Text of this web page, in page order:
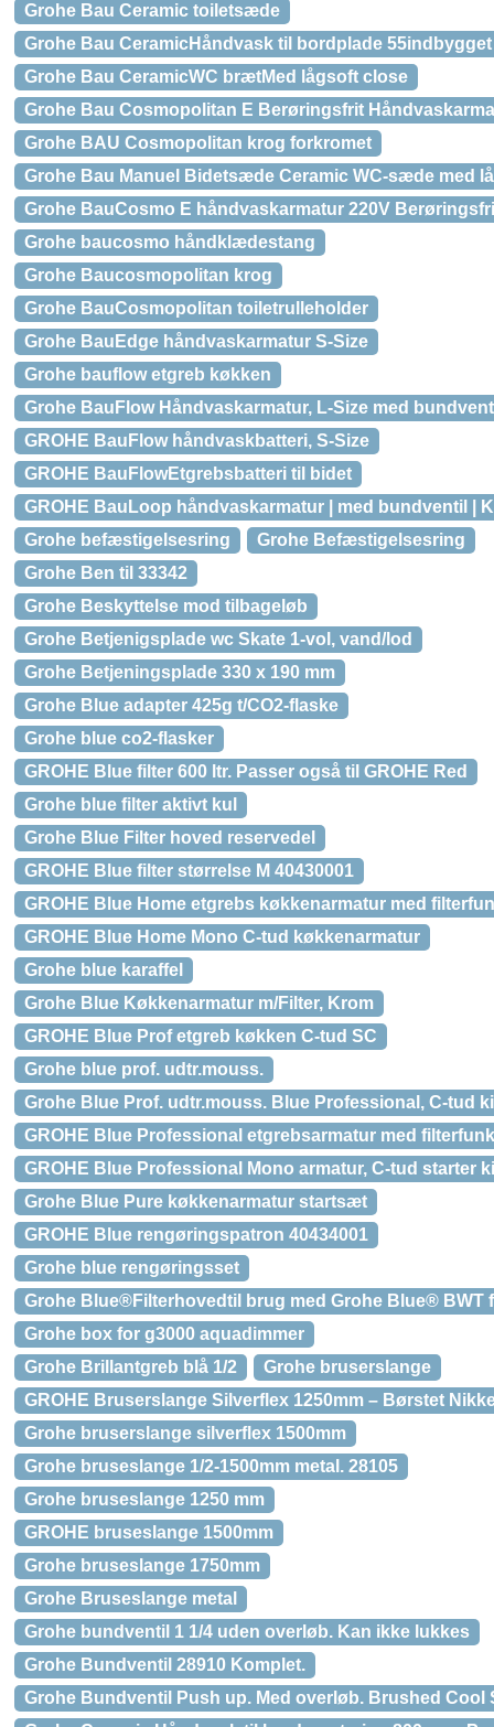
Grohe Bau Ceramic toiletsæde
Grohe Bau CeramicHåndvask til bordplade 55indbygget
Grohe Bau CeramicWC brætMed lågsoft close
Grohe Bau Cosmopolitan E Berøringsfrit
Grohe BAU Cosmopolitan krog forkromet
Grohe Bau Manuel Bidetsæde Ceramic WC-sæde med
Grohe BauCosmo E håndvaskarmatur 220V
Grohe baucosmo håndklædestang
Grohe Baucosmopolitan krog
Grohe BauCosmopolitan toiletrulleholder
Grohe BauEdge håndvaskarmatur S-Size
Grohe bauflow etgreb køkken
Grohe BauFlow Håndvaskarmatur, L-Size med
GROHE BauFlow håndvaskbatteri, S-Size
GROHE BauFlowEtgrebsbatteri til bidet
GROHE BauLoop håndvaskarmatur | med bundventil |
Grohe befæstigelsesring
Grohe Befæstigelsesring
Grohe Ben til 33342
Grohe Beskyttelse mod tilbageløb
Grohe Betjenigsplade wc Skate 1-vol, vand/lod
Grohe Betjeningsplade 330 x 190 mm
Grohe Blue adapter 425g t/CO2-flaske
Grohe blue co2-flasker
GROHE Blue filter 600 ltr. Passer også til GROHE Red
Grohe blue filter aktivt kul
Grohe Blue Filter hoved reservedel
GROHE Blue filter størrelse M 40430001
GROHE Blue Home etgrebs køkkenarmatur med
GROHE Blue Home Mono C-tud køkkenarmatur
Grohe blue karaffel
Grohe Blue Køkkenarmatur m/Filter, Krom
GROHE Blue Prof etgreb køkken C-tud SC
Grohe blue prof. udtr.mouss.
Grohe Blue Prof. udtr.mouss. Blue Professional, C-tud
GROHE Blue Professional etgrebsarmatur med
GROHE Blue Professional Mono armatur, C-tud starter
Grohe Blue Pure køkkenarmatur startsæt
GROHE Blue rengøringspatron 40434001
Grohe blue rengøringsset
Grohe Blue®Filterhovedtil brug med Grohe Blue® BWT
Grohe box for g3000 aquadimmer
Grohe Brillantgreb blå 1/2
Grohe bruserslange
GROHE Bruserslange Silverflex 1250mm – Børstet
Grohe bruserslange silverflex 1500mm
Grohe bruseslange 1/2-1500mm metal. 28105
Grohe bruseslange 1250 mm
GROHE bruseslange 1500mm
Grohe bruseslange 1750mm
Grohe Bruseslange metal
Grohe bundventil 1 1/4 uden overløb. Kan ikke lukkes
Grohe Bundventil 28910 Komplet.
Grohe Bundventil Push up. Med overløb. Brushed Cool